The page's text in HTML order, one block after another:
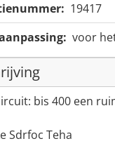
19417
voor
bis 400 een
Sdrfoc Teha